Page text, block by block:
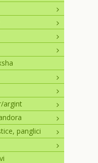
argint
panglici